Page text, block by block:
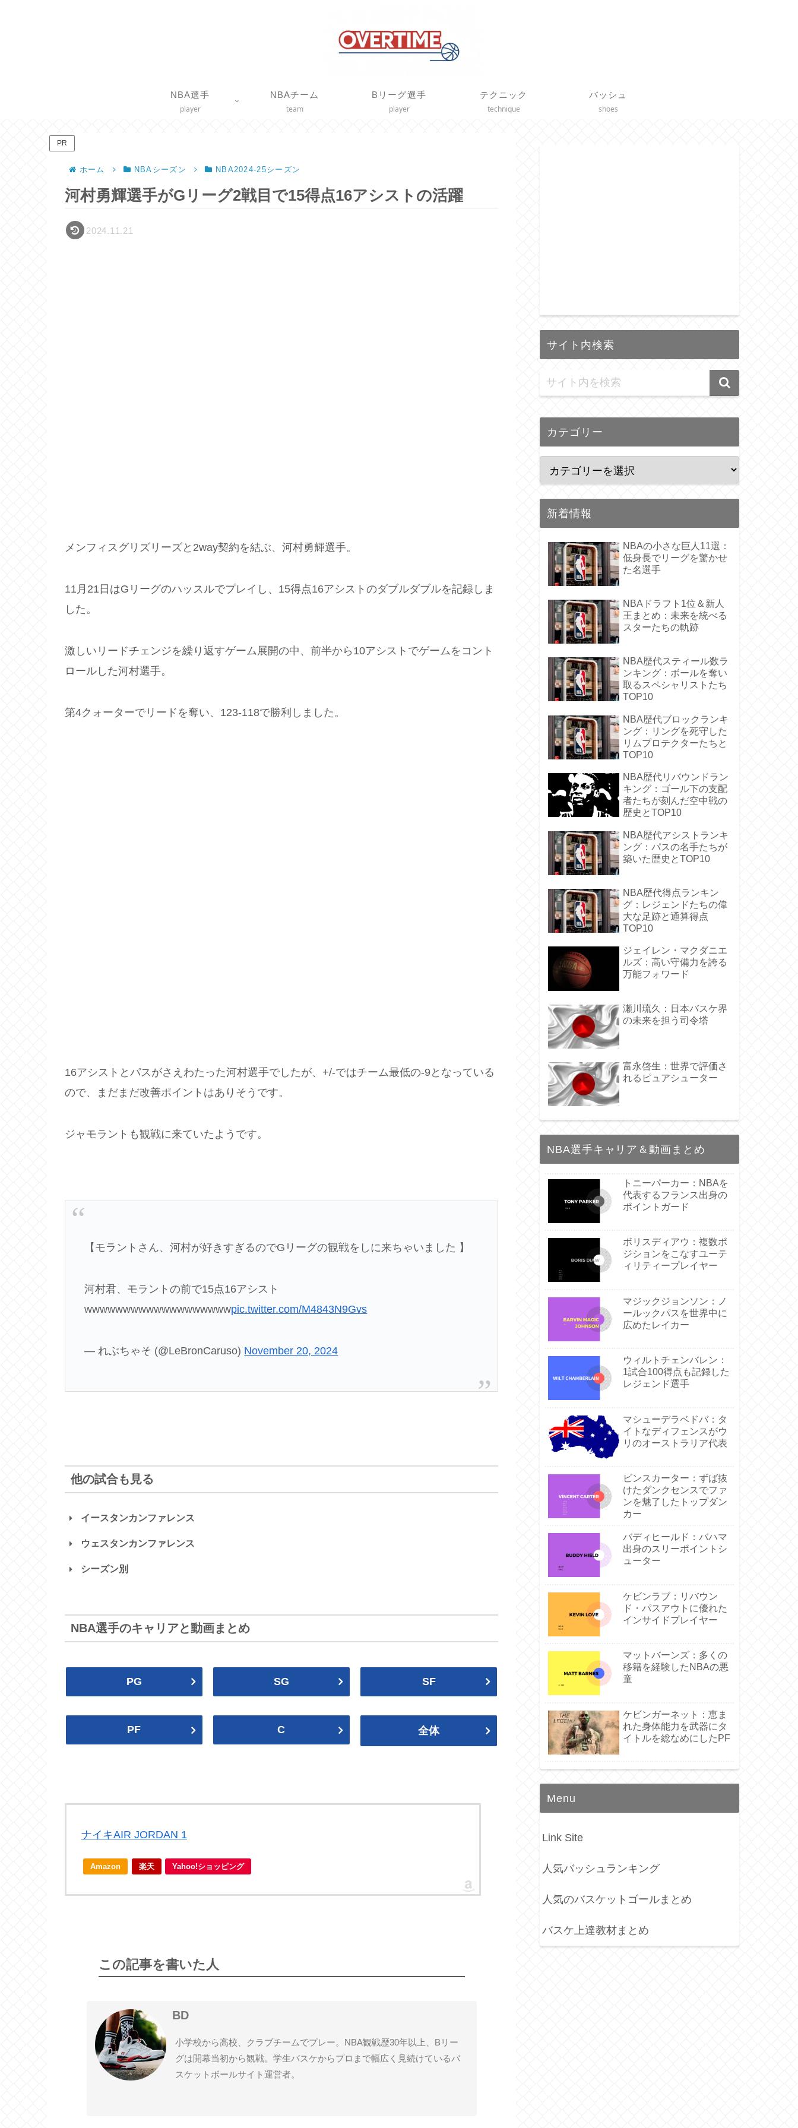
NBA選手
player
NBAチーム
team
Bリーグ選手
player
テクニック
technique
バッシュ
shoes
PR
ホーム NBAシーズン NBA2024-25シーズン
河村勇輝選手がGリーグ2戦目で15得点16アシストの活躍
2024.11.21
メンフィスグリズリーズと2way契約を結ぶ、河村勇輝選手。
11月21日はGリーグのハッスルでプレイし、15得点16アシストのダブルダブルを記録しま
した。
激しいリードチェンジを繰り返すゲーム展開の中、前半から10アシストでゲームをコント
ロールした河村選手。
第4クォーターでリードを奪い、123-118で勝利しました。
16アシストとパスがさえわたった河村選手でしたが、+/-ではチーム最低の-9となっている
ので、まだまだ改善ポイントはありそうです。
ジャモラントも観戦に来ていたようです。
【モラントさん、河村が好きすぎるのでGリーグの観戦をしに来ちゃいました 】
河村君、モラントの前で15点16アシスト
wwwwwwwwwwwwwwwwwwwpic.twitter.com/M4843N9Gvs
— れぶちゃそ (@LeBronCaruso) November 20, 2024
他の試合も見る
イースタンカンファレンス
ウィザーズ
Wizards
セルティックス ネッツ
Nets
ニックス
Knicks
キャブス
ピストンズ
Pistons
ウェスタンカンファレンス
マブス
Mavericks
ロケッツ
Rockets
グリズリーズ ペリカンズ
ナゲッツ ティンバーウルブズ
Lakers Suns
シーズン別
NBA選手のキャリアと動画まとめ
PG SG SF
PF C 全体
ナイキAIR JORDAN 1
Amazon 楽天 Yahoo!ショッピング
この記事を書いた人
BD
小学校から高校、クラブチームでプレー。NBA観戦歴30年以上、Bリー
グは開幕当初から観戦。学生バスケからプロまで幅広く見続けているバ
スケットボールサイト運営者。
サイト内検索
カテゴリー
新着情報
NBAの小さな巨人11選：
低身長でリーグを驚かせ
た名選手
NBAドラフト1位＆新人
王まとめ：未来を統べる
スターたちの軌跡
NBA歴代スティール数ラ
ンキング：ボールを奪い
取るスペシャリストたち
TOP10
NBA歴代ブロックランキ
ング：リングを死守した
リムプロテクターたちと
TOP10
NBA歴代リバウンドラン
キング：ゴール下の支配
者たちが刻んだ空中戦の
歴史とTOP10
NBA歴代アシストランキ
ング：パスの名手たちが
築いた歴史とTOP10
NBA歴代得点ランキン
グ：レジェンドたちの偉
大な足跡と通算得点
TOP10
ジェイレン・マクダニエ
ルズ：高い守備力を誇る
万能フォワード
瀬川琉久：日本バスケ界
の未来を担う司令塔
富永啓生：世界で評価さ
れるピュアシューター
NBA選手キャリア＆動画まとめ
トニーパーカー：NBAを
代表するフランス出身の
ポイントガード
ボリスディアウ：複数ポ
ジションをこなすユーテ
ィリティープレイヤー
マジックジョンソン：ノ
ールックパスを世界中に
広めたレイカー
ウィルトチェンバレン：
1試合100得点も記録した
レジェンド選手
マシューデラベドバ：タ
イトなディフェンスがウ
リのオーストラリア代表
ビンスカーター：ずば抜
けたダンクセンスでファ
ンを魅了したトップダン
カー
バディヒールド：バハマ
出身のスリーポイントシ
ューター
ケビンラブ：リバウン
ド・パスアウトに優れた
インサイドプレイヤー
マットバーンズ：多くの
移籍を経験したNBAの悪
童
ケビンガーネット：恵ま
れた身体能力を武器にタ
イトルを総なめにしたPF
Menu
Link Site
人気バッシュランキング
人気のバスケットゴールまとめ
バスケ上達教材まとめ